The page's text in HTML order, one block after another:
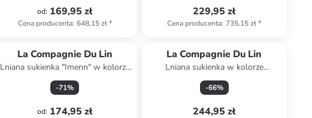
od: 169,95 zł
Cena producenta: 648,15 zł*
229,95 zł
Cena producenta: 735,15 zł*
La Compagnie Du Lin
Lniana sukienka "Imenn" w kolorze
jasnoróżowym
-71%
od: 174,95 zł
La Compagnie Du Lin
Lniana sukienka w kolorze
beżowym
-66%
244,95 zł